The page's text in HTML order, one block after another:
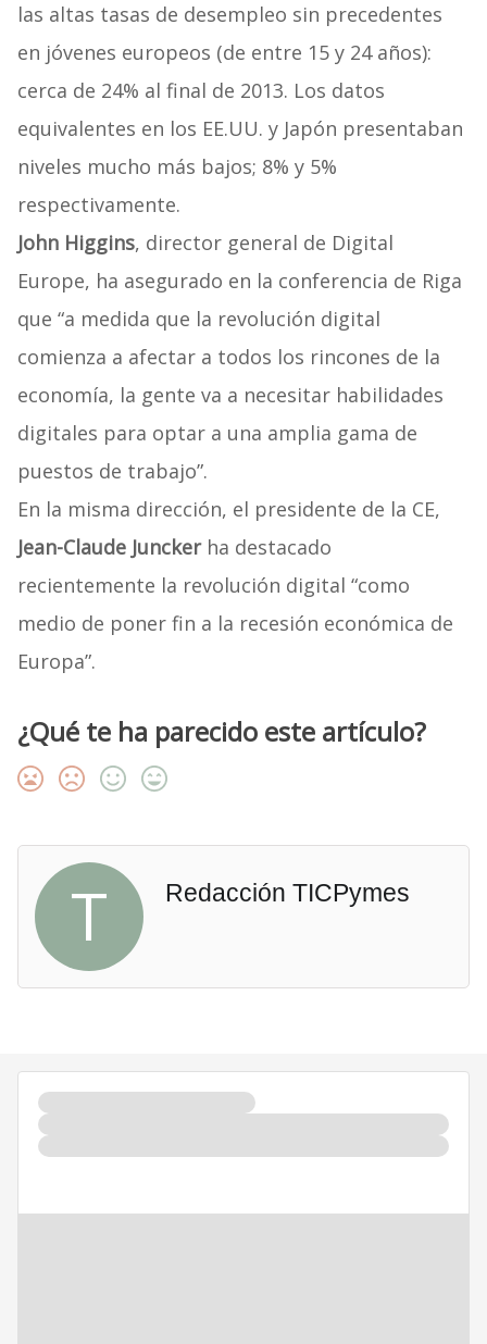
las altas tasas de desempleo sin precedentes
en jóvenes europeos (de entre 15 y 24 años):
cerca de 24% al final de 2013. Los datos
equivalentes en los EE.UU. y Japón presentaban
niveles mucho más bajos; 8% y 5%
respectivamente.
John Higgins, director general de Digital
Europe, ha asegurado en la conferencia de Riga
que “a medida que la revolución digital
comienza a afectar a todos los rincones de la
economía, la gente va a necesitar habilidades
digitales para optar a una amplia gama de
puestos de trabajo”.
En la misma dirección, el presidente de la CE,
Jean-Claude Junckerha destacado
recientemente la revolución digital “como
medio de poner fin a la recesión económica de
Europa”.
¿Qué te ha parecido este artículo?
T Redacción TICPymes